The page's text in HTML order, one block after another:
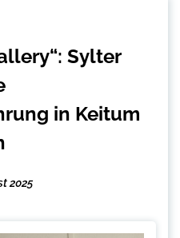
Sylter
in Keitum
2025